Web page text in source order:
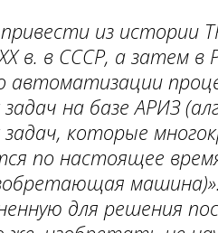
из истории
в. в СССР, а затем в
автоматизации
на базе АРИЗ
которые
по настоящее
для решения